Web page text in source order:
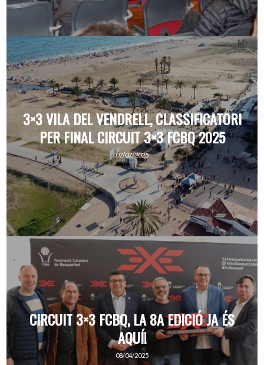
3×3 VILA DEL VENDRELL, CLASSIFICATORI
PER FINAL CIRCUIT 3×3 FCBQ 2025
02/07/2025
CIRCUIT 3×3 FCBQ, LA 8A EDICIÓ JA ÉS
AQUÍ!
08/04/2025